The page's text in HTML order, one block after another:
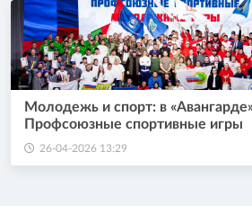
Молодежь и спорт: в
Профсоюзные спортивные игры
26-04-2026 13:29